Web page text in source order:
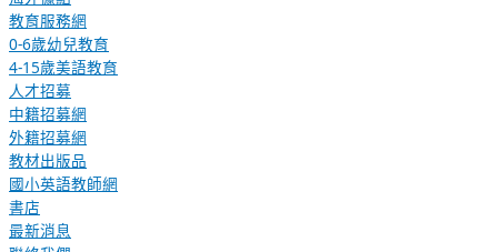
教育服務網
0-6歲幼兒教育
4-15歲美語教育
人才招募
中籍招募網
外籍招募網
教材出版品
國小英語教師網
書店
最新消息